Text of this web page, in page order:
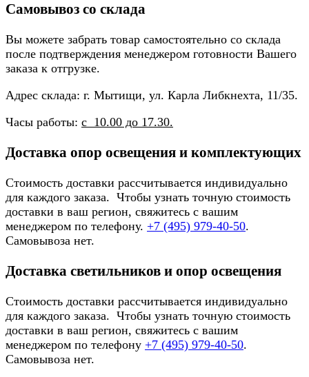
Самовывоз со склада
Вы можете забрать товар самостоятельно со склада
после подтверждения менеджером готовности Вашего
заказа к отгрузке.
Адрес склада: г. Мытищи, ул. Карла Либкнехта, 11/35.
Часы работы: с 10.00 до 17.30.
Доставка опор освещения и комплектующих
Стоимость доставки рассчитывается индивидуально
для каждого заказа. Чтобы узнать точную стоимость
доставки в ваш регион, свяжитесь с вашим
менеджером по телефону. +7 (495) 979-40-50.
Самовывоза нет.
Доставка светильников и опор освещения
Стоимость доставки рассчитывается индивидуально
для каждого заказа. Чтобы узнать точную стоимость
доставки в ваш регион, свяжитесь с вашим
менеджером по телефону +7 (495) 979-40-50.
Самовывоза нет.